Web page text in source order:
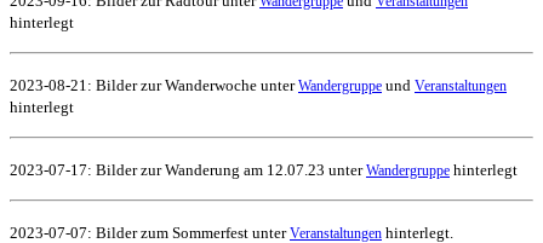
hinterlegt
2023-08-21: Bilder zur Wanderwoche unterWandergruppe und Veranstaltungen
hinterlegt
2023-07-17: Bilder zur Wanderung am 12.07.23 unterWandergruppe hinterlegt
2023-07-07: Bilder zum Sommerfest unterVeranstaltungen hinterlegt.